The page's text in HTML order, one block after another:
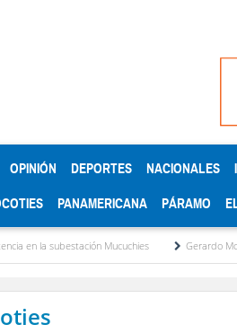
OPINIÓN DEPORTES NACIONALES
PANAMERICANA PÁRAMO
Mucuchies Gerardo Molina: “El